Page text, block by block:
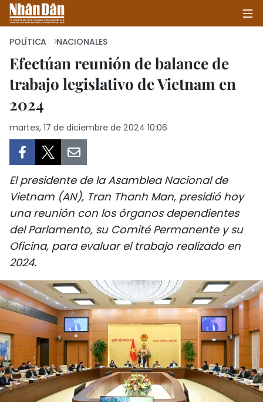
INICIO
SALUD - MEDIO AMBIENTE
CULTURA - ENTRETENIMIENTO
INTERNACIONAL
DEPORTES
VIAJES
PUENTE DE AMISTAD
HISTORIAS MULTIMEDIA
FOTOGRAFÍA
POLÍTICA NACIONALES
Efectúan reunión de balance de
trabajo legislativo de Vietnam en
2024
martes, 17 de diciembre de 2024 10:06
El presidente de la Asamblea Nacional de
Vietnam (AN), Tran Thanh Man, presidió hoy
una reunión con los órganos dependientes
del Parlamento, su Comité Permanente y su
Oficina, para evaluar el trabajo realizado en
2024.